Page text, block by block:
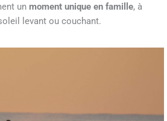
un moment unique en famille, à
levant ou couchant.